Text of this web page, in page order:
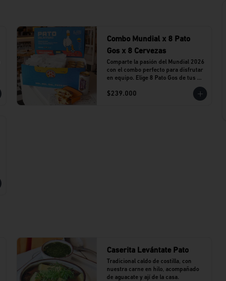
Combo Mundial x 8 Pato
Gos x 8 Cervezas
Comparte la pasión del Mundial 2026
con el combo perfecto para disfrutar
en equipo. Elige 8 Pato Gos de tus
sabores favoritos y acompáñalos con
8 cervezas Stella Artois en lata.
$239.000
Caserita Levántate Pato
Tradicional caldo de costilla, con
nuestra carne en hilo, acompañado
de aguacate y ají de la casa.